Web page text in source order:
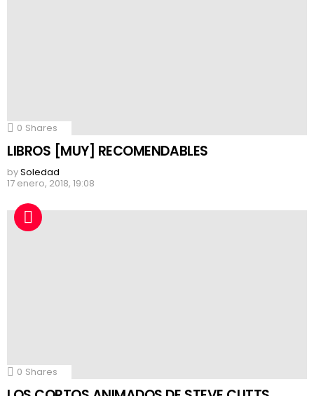
0 Shares
LIBROS [MUY] RECOMENDABLES
bySoledad
17 enero, 2018, 19:08
0 Shares